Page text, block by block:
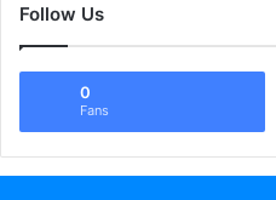
Follow Us
0
Fans